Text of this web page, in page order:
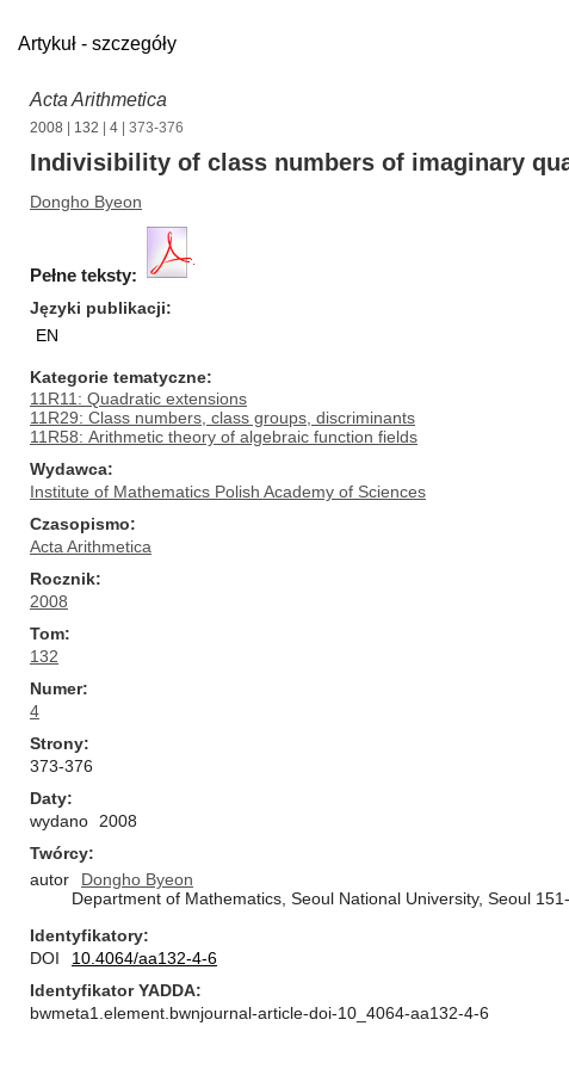
Artykuł - szczegóły
Acta Arithmetica
2008 132 4 | 373-376
Indivisibility of class numbers of imaginary
Dongho Byeon
Pełne teksty:
Języki publikacji
EN
Kategorie tematyczne
11R11: Quadratic extensions
11R29: Class numbers, class groups, discriminants
11R58: Arithmetic theory of algebraic function fields
Wydawca
Institute of Mathematics Polish Academy of Sciences
Czasopismo
Acta Arithmetica
Rocznik
2008
Tom
132
Numer
4
Strony
373-376
Daty
wydano
2008
Twórcy
autor
Dongho Byeon
Department of Mathematics, Seoul National University, Seoul
Identyfikatory
DOI
10.4064/aa132-4-6
Identyfikator YADDA
bwmeta1.element.bwnjournal-article-doi-10_4064-aa132-4-6